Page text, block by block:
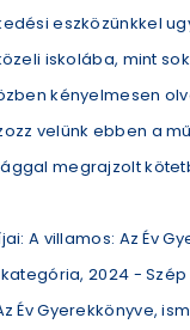
eszközünkkel
iskolába, mint
kényelmesen
velünk ebben a
megrajzolt
A villamos: Az Év
2024 - Szép
Év Gyerekkönyve,